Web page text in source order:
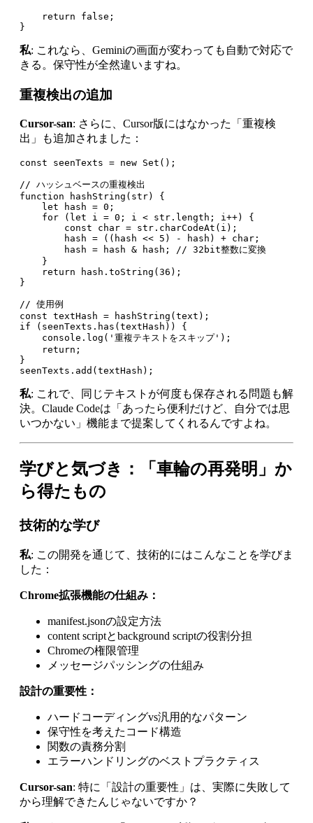
    return false;
私: これなら、Geminiの画面が変わっても自動で対応で
きる。保守性が全然違いますね。
重複検出の追加
Cursor-san: さらに、Cursor版にはなかった「重複検
出」も追加されました：
const seenTexts = new Set();
// ハッシュベースの重複検出
function hashString(str) {
    let hash = 0;
    for (let i = 0; i < str.length; i++) {
        const char = str.charCodeAt(i);
        hash = ((hash << 5) - hash) + char;
        hash = hash & hash; // 32bit整数に変換
    }
    return hash.toString(36);
}
// 使用例
const textHash = hashString(text);
if (seenTexts.has(textHash)) {
    console.log('重複テキストをスキップ');
    return;
}
私: これで、同じテキストが何度も保存される問題も解
決。Claude Codeは「あったら便利だけど、自分では思
いつかない」機能まで提案してくれるんですよね。
学びと気づき：「車輪の再発明」か
ら得たもの
技術的な学び
私: この開発を通じて、技術的にはこんなことを学びま
した：
Chrome拡張機能の仕組み：
manifest.jsonの設定方法
content scriptとbackground scriptの役割分担
Chromeの権限管理
メッセージパッシングの仕組み
設計の重要性：
ハードコーディングvs汎用的なパターン
保守性を考えたコード構造
関数の責務分割
エラーハンドリングのベストプラクティス
Cursor-san: 特に「設計の重要性」は、実際に失敗して
から理解できたんじゃないですか？